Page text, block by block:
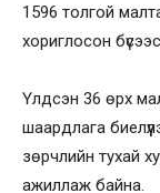
1596 толгой
хориглосон
Үлдсэн 36 өрх
шаардлага
зөрчлийн тухай
ажиллаж байна.